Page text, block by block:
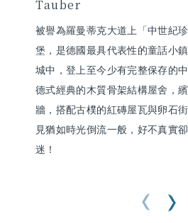
Tauber
被譽為羅曼蒂克大道上「中世紀
堡，是德國最具代表性的童話小
城中，登上至今少有完整保存的中
德式經典的木質骨架結構屋舍，
牆，搭配古樸的紅磚屋瓦與卵石
見猶如時光倒流一般，好不真實
迷！